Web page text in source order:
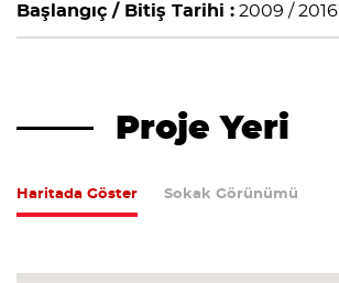
Başlangıç / Bitiş Tarihi : 2009 / 2016
Proje Yeri
Haritada Göster Sokak Görünümü